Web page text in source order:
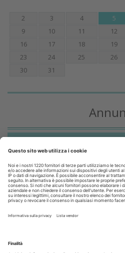
2
3 4 5
9
10 11 12
16
17 18 19
23
24 25 26
30
31
OFFRO
31 Luglio 2026
Cercasi ASO per studio sito a
Cercasi assistente alla